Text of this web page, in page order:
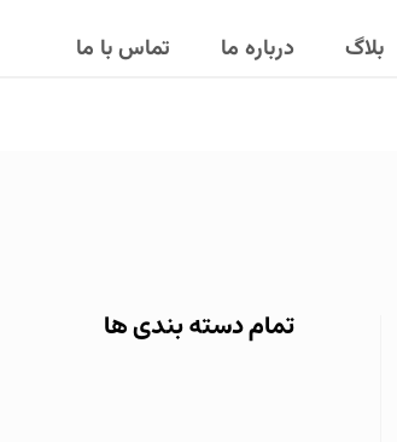
بلاگ درباره ما تماس با ما
تمام دسته بندی ها